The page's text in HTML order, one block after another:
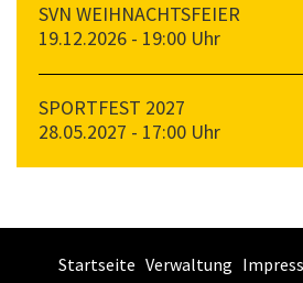
SVN WEIHNACHTSFEIER
19.12.2026 - 19:00 Uhr
SPORTFEST 2027
28.05.2027 - 17:00 Uhr
Startseite Verwaltung